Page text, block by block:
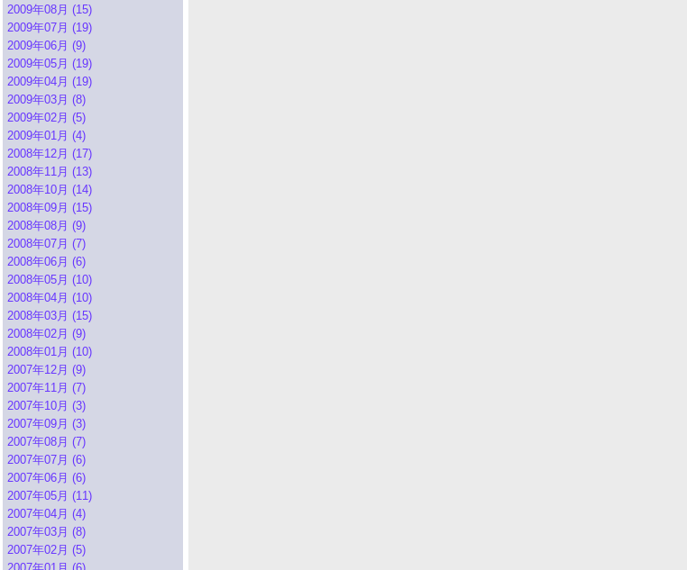
2009年08月 (15)
2009年07月 (19)
2009年06月 (9)
2009年05月 (19)
2009年04月 (19)
2009年03月 (8)
2009年02月 (5)
2009年01月 (4)
2008年12月 (17)
2008年11月 (13)
2008年10月 (14)
2008年09月 (15)
2008年08月 (9)
2008年07月 (7)
2008年06月 (6)
2008年05月 (10)
2008年04月 (10)
2008年03月 (15)
2008年02月 (9)
2008年01月 (10)
2007年12月 (9)
2007年11月 (7)
2007年10月 (3)
2007年09月 (3)
2007年08月 (7)
2007年07月 (6)
2007年06月 (6)
2007年05月 (11)
2007年04月 (4)
2007年03月 (8)
2007年02月 (5)